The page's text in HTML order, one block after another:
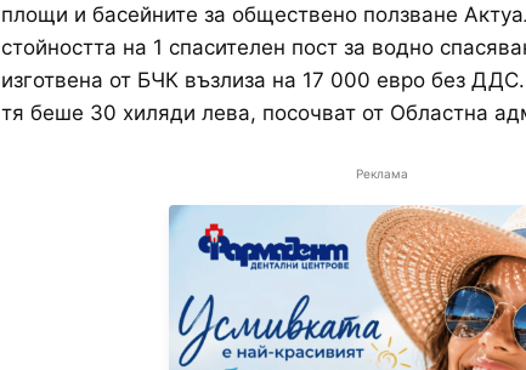
площи и басейните за обществено ползване
стойността на 1 спасителен пост за водно
изготвена от БЧК възлиза на 17 000 евро без
тя беше 30 хиляди лева, посочват от Областна
Реклама